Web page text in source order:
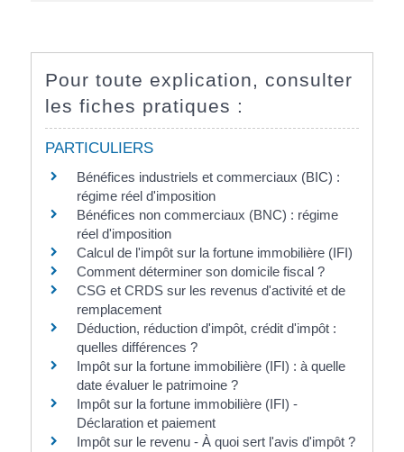
Pour toute explication, consulter
les fiches pratiques :
PARTICULIERS
Bénéfices industriels et commerciaux (BIC) :
régime réel d'imposition
Bénéfices non commerciaux (BNC) : régime
réel d'imposition
Calcul de l'impôt sur la fortune immobilière (IFI)
Comment déterminer son domicile fiscal ?
CSG et CRDS sur les revenus d'activité et de
remplacement
Déduction, réduction d'impôt, crédit d'impôt :
quelles différences ?
Impôt sur la fortune immobilière (IFI) : à quelle
date évaluer le patrimoine ?
Impôt sur la fortune immobilière (IFI) -
Déclaration et paiement
Impôt sur le revenu - À quoi sert l'avis d'impôt ?